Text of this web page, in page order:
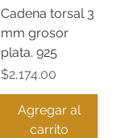
Cadena torsal 3
mm grosor
plata. 925
Precio
$2,174.00
Agregar al
carrito